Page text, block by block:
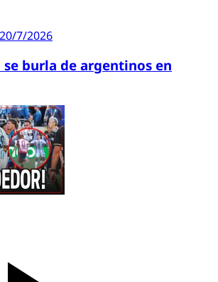
20/7/2026
burla de argentinos en